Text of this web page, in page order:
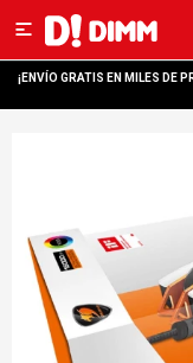

¡ENVÍO GRATIS EN MILES DE